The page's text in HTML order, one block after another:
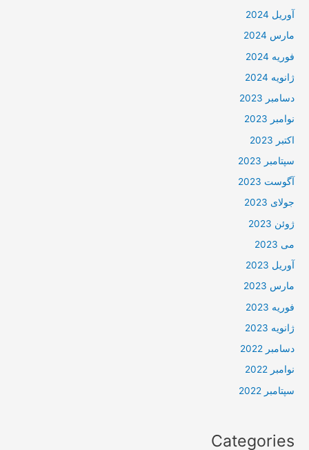
آوریل 2024
مارس 2024
فوریه 2024
ژانویه 2024
دسامبر 2023
نوامبر 2023
اکتبر 2023
سپتامبر 2023
آگوست 2023
جولای 2023
ژوئن 2023
می 2023
آوریل 2023
مارس 2023
فوریه 2023
ژانویه 2023
دسامبر 2022
نوامبر 2022
سپتامبر 2022
Categories